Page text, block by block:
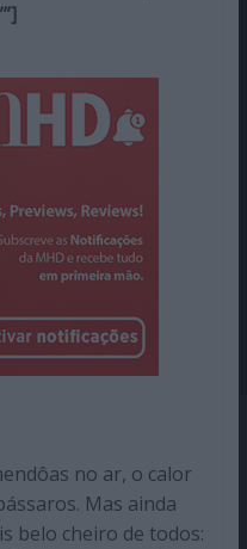
no ar, o calor
Mas ainda
belo cheiro de todos: